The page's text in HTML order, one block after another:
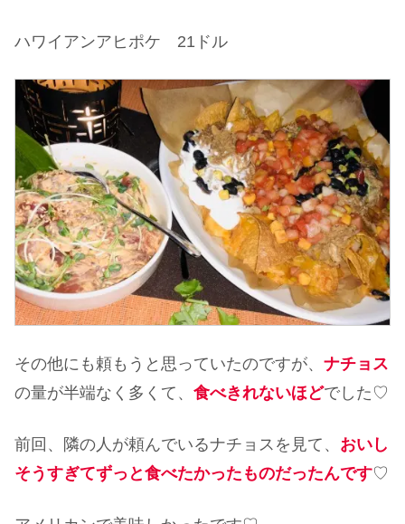
ハワイアンアヒポケ 21ドル
その他にも頼もうと思っていたのですが、 ナチョス
の量が半端なく多くて、 食べきれないほどでした♡
前回、隣の人が頼んでいるナチョスを見て、 おいし
そうすぎてずっと食べたかったものだったんです♡